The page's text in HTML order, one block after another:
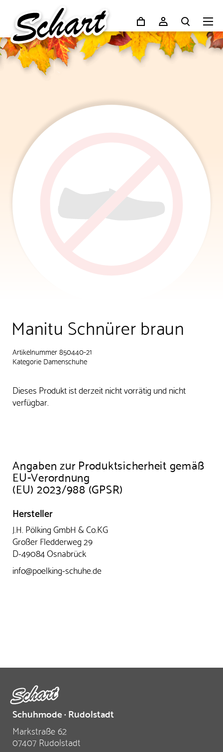
Manitu Schnürer braun
Artikelnummer 850440-21
KategorieDamenschuhe
Dieses Produkt ist derzeit nicht vorrätig und nicht
verfügbar.
Angaben zur Produktsicherheit gemäß
EU-Verordnung
(EU) 2023/988 (GPSR)
Hersteller
J.H. Pölking GmbH & Co.KG
Großer Fledderweg 29
D-49084 Osnabrück
info@poelking-schuhe.de
Schuhmode · Rudolstadt
Markstraße 62
07407 Rudolstadt